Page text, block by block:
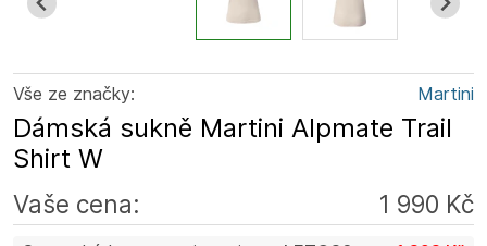
Vše ze značky: Martini
Dámská sukně Martini Alpmate Trail
Shirt W
Vaše cena: 1 990 Kč